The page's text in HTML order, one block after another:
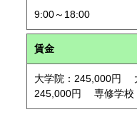
9:00～18:00
賃金
大学院：245,000円
245,000円 専修学校